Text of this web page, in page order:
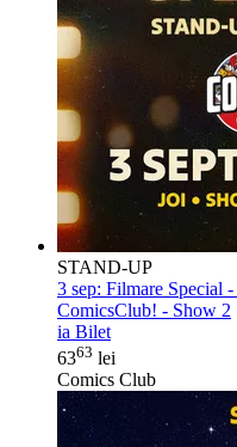
STAND-UP
3 sep: Filmare Special -
ComicsClub! - Show 2
ia Bilet
6363 lei
Comics Club